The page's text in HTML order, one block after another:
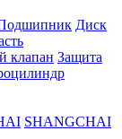
Диск
клапан Защита
SHANGCHAI